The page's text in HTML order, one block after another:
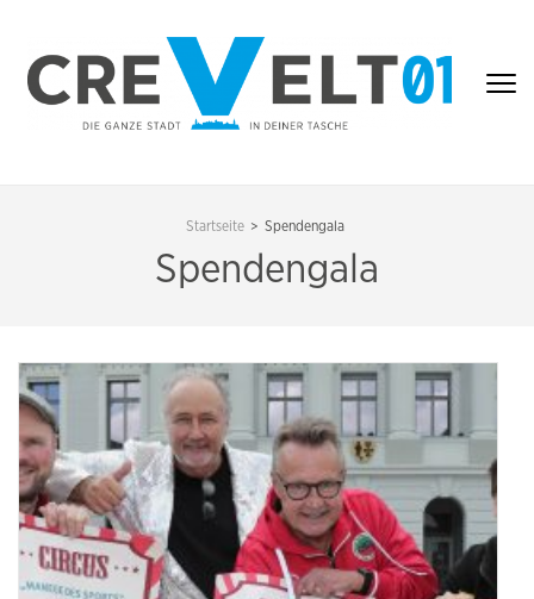
springen
(Enter
DEINER TASCHE
Startseite > Spendengala
Spendengala